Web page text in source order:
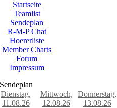
Startseite
Teamlist
Sendeplan
R-M-P Chat
Hoererliste
Member Charts
Forum
Impressum
Sendeplan
Dienstag,
11.08.26
Mittwoch,
12.08.26
Donnerstag,
13.08.26